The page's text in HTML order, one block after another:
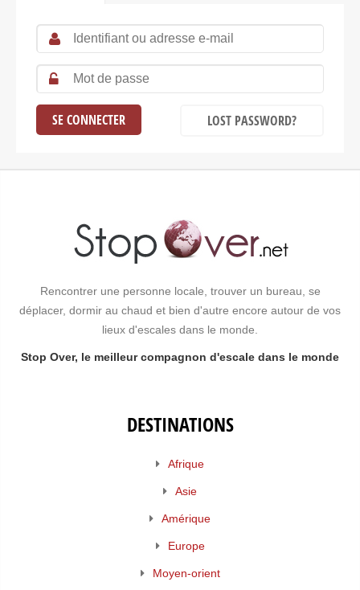
LOST PASSWORD?
Rencontrer une personne locale, trouver un bureau, se
déplacer, dormir au chaud et bien d'autre encore autour de vos
lieux d'escales dans le monde.
Stop Over, le meilleur compagnon d'escale dans le monde
DESTINATIONS
Afrique
Asie
Amérique
Europe
Moyen-orient